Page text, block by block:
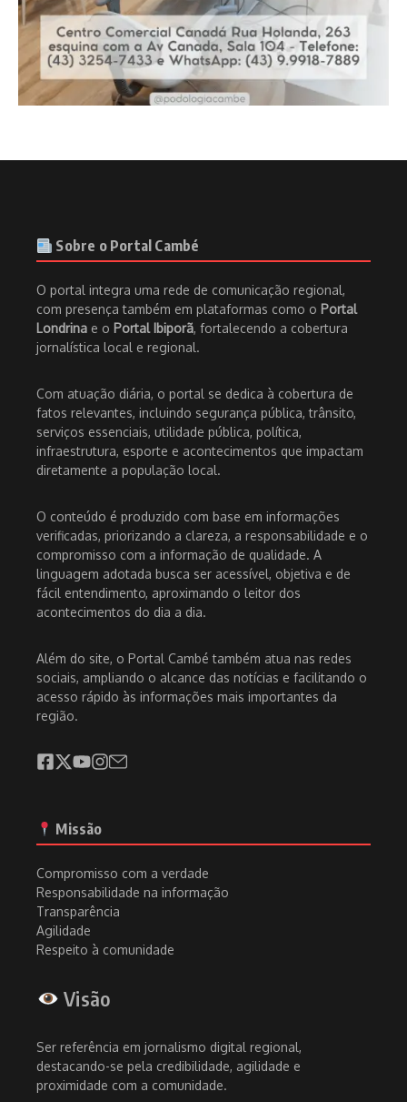
Sobre o Portal Cambé
O portal integra uma rede de comunicação regional,
com presença também em plataformas como o Portal
Londrina e o Portal Ibiporã, fortalecendo a cobertura
jornalística local e regional.
Com atuação diária, o portal se dedica à cobertura de
fatos relevantes, incluindo segurança pública, trânsito,
serviços essenciais, utilidade pública, política,
infraestrutura, esporte e acontecimentos que impactam
diretamente a população local.
O conteúdo é produzido com base em informações
verificadas, priorizando a clareza, a responsabilidade e o
compromisso com a informação de qualidade. A
linguagem adotada busca ser acessível, objetiva e de
fácil entendimento, aproximando o leitor dos
acontecimentos do dia a dia.
Além do site, o Portal Cambé também atua nas redes
sociais, ampliando o alcance das notícias e facilitando o
acesso rápido às informações mais importantes da
região.
Missão
Compromisso com a verdade
Responsabilidade na informação
Transparência
Agilidade
Respeito à comunidade
Visão
Ser referência em jornalismo digital regional,
destacando-se pela credibilidade, agilidade e
proximidade com a comunidade.